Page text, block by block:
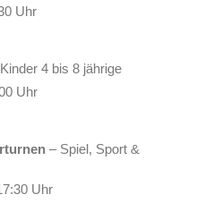
Uhr
4 bis 8 jährige
Uhr
– Spiel, Sport &
Uhr